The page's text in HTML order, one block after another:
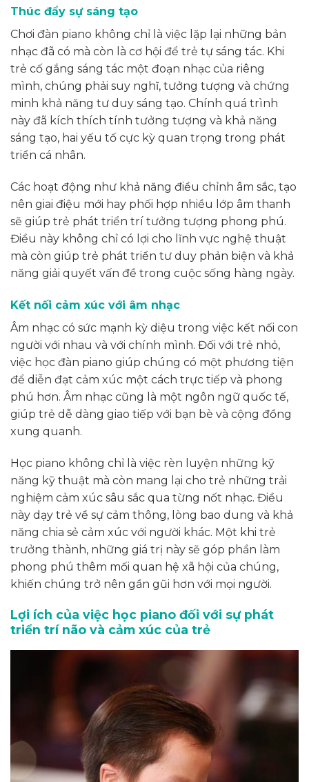
Thúc đẩy sự sáng tạo
Chơi đàn piano không chỉ là việc lặp lại những bản
nhạc đã có mà còn là cơ hội để trẻ tự sáng tác. Khi
trẻ cố gắng sáng tác một đoạn nhạc của riêng
mình, chúng phải suy nghĩ, tưởng tượng và chứng
minh khả năng tư duy sáng tạo. Chính quá trình
này đã kích thích tính tưởng tượng và khả năng
sáng tạo, hai yếu tố cực kỳ quan trọng trong phát
triển cá nhân.
Các hoạt động như khả năng điều chỉnh âm sắc, tạo
nên giai điệu mới hay phối hợp nhiều lớp âm thanh
sẽ giúp trẻ phát triển trí tưởng tượng phong phú.
Điều này không chỉ có lợi cho lĩnh vực nghệ thuật
mà còn giúp trẻ phát triển tư duy phản biện và khả
năng giải quyết vấn đề trong cuộc sống hàng ngày.
Kết nối cảm xúc với âm nhạc
Âm nhạc có sức mạnh kỳ diệu trong việc kết nối con
người với nhau và với chính mình. Đối với trẻ nhỏ,
việc học đàn piano giúp chúng có một phương tiện
để diễn đạt cảm xúc một cách trực tiếp và phong
phú hơn. Âm nhạc cũng là một ngôn ngữ quốc tế,
giúp trẻ dễ dàng giao tiếp với bạn bè và cộng đồng
xung quanh.
Học piano không chỉ là việc rèn luyện những kỹ
năng kỹ thuật mà còn mang lại cho trẻ những trải
nghiệm cảm xúc sâu sắc qua từng nốt nhạc. Điều
này dạy trẻ về sự cảm thông, lòng bao dung và khả
năng chia sẻ cảm xúc với người khác. Một khi trẻ
trưởng thành, những giá trị này sẽ góp phần làm
phong phú thêm mối quan hệ xã hội của chúng,
khiến chúng trở nên gần gũi hơn với mọi người.
Lợi ích của việc học piano đối với sự phát
triển trí não và cảm xúc của trẻ